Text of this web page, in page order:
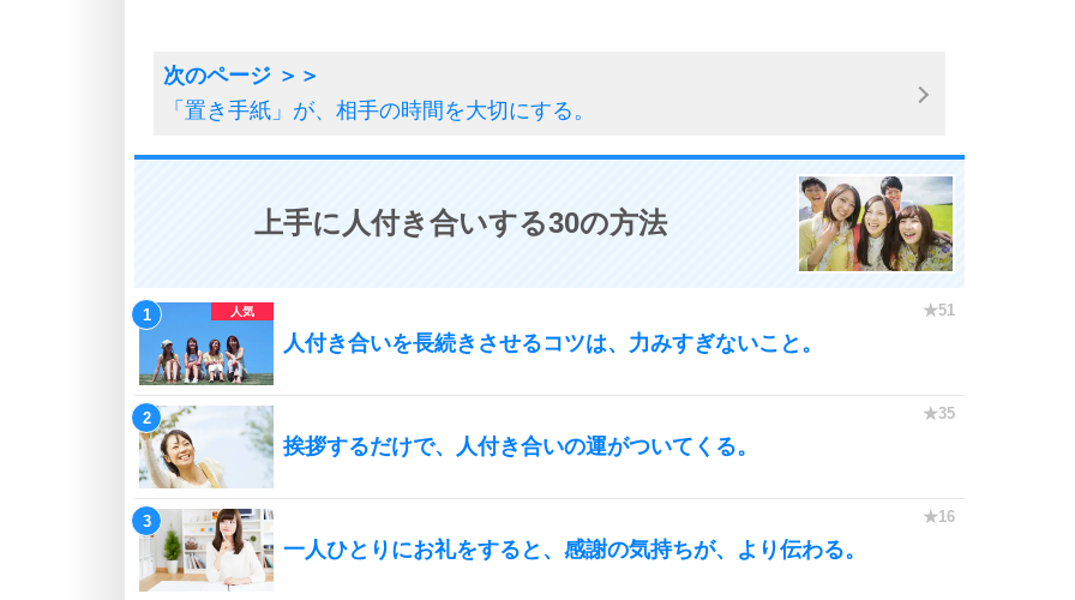
「置き手紙」が、相手の時間を大切にする。
上手に人付き合いする30の方法
人付き合いを長続きさせるコツは、力みすぎないこと。
挨拶するだけで、人付き合いの運がついてくる。
一人ひとりにお礼をすると、感謝の気持ちが、より伝わる。